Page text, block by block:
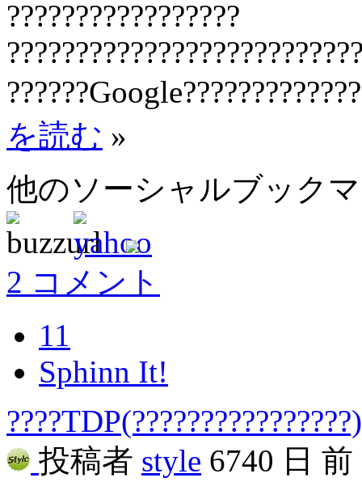
?????????????????
を読む »
他のソーシャルブック
2 コメント
11
Sphinn It!
投稿者 style 6740 日 前